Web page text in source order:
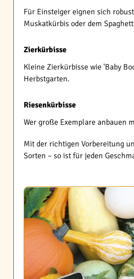
Für Einsteiger eignen sich
Muskatkürbis oder dem
Zierkürbisse
Kleine Zierkürbisse wie 'Baby
Herbstgarten.
Riesenkürbisse
Wer große Exemplare anbauen
Mit der richtigen Vorbereitung
Sorten – so ist für jeden